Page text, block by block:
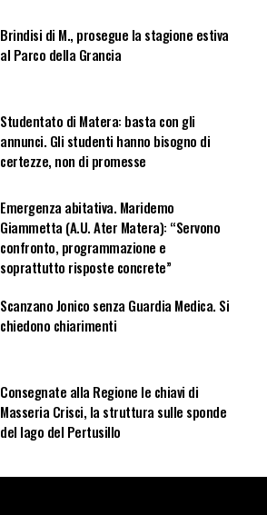
Brindisi di M., prosegue la stagione estiva
al Parco della Grancia
Studentato di Matera: basta con gli
annunci. Gli studenti hanno bisogno di
certezze, non di promesse
Emergenza abitativa. Maridemo
Giammetta (A.U. Ater Matera): “Servono
confronto, programmazione e
soprattutto risposte concrete”
Scanzano Jonico senza Guardia Medica. Si
chiedono chiarimenti
Consegnate alla Regione le chiavi di
Masseria Crisci, la struttura sulle sponde
del lago del Pertusillo